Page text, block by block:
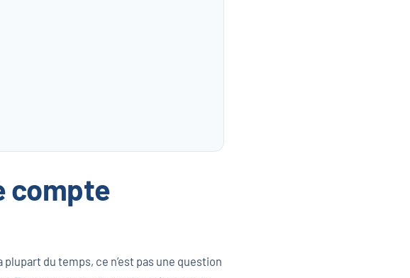
compte
du temps, ce n’est pas une question